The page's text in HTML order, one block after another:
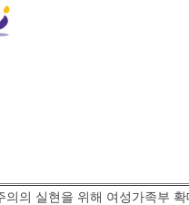
의 실현을 위해 여성가족부 확